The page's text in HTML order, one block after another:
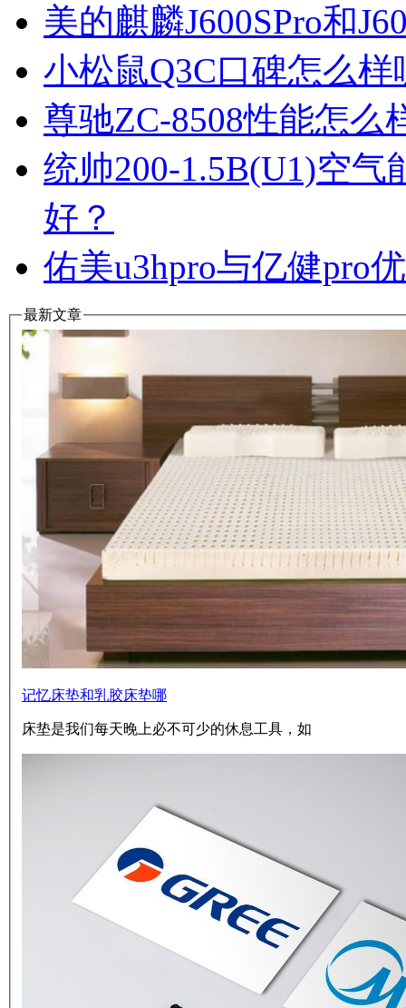
美的麒麟J600SPro和
小松鼠Q3C口碑怎么
尊驰ZC-8508性能怎么
统帅200-1.5B(U1)空
好？
佑美u3hpro与亿健pro
最新文章
记忆床垫和乳胶床垫哪
床垫是我们每天晚上必不可少的休息工具，如